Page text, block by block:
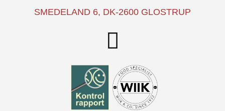
SMEDELAND 6, DK-2600 GLOSTRUP